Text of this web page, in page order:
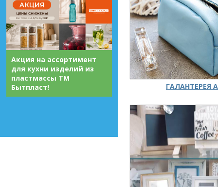
Акция на ассортимент
для кухни изделий из
пластмассы ТМ
Бытпласт!
ГАЛАНТЕРЕЯ